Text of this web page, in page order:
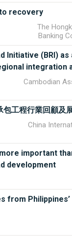
recovery
The
Banking
Initiative (BRI)
integration
Cambodian
包工程行業回顧及
China
important
development
from Philippines’